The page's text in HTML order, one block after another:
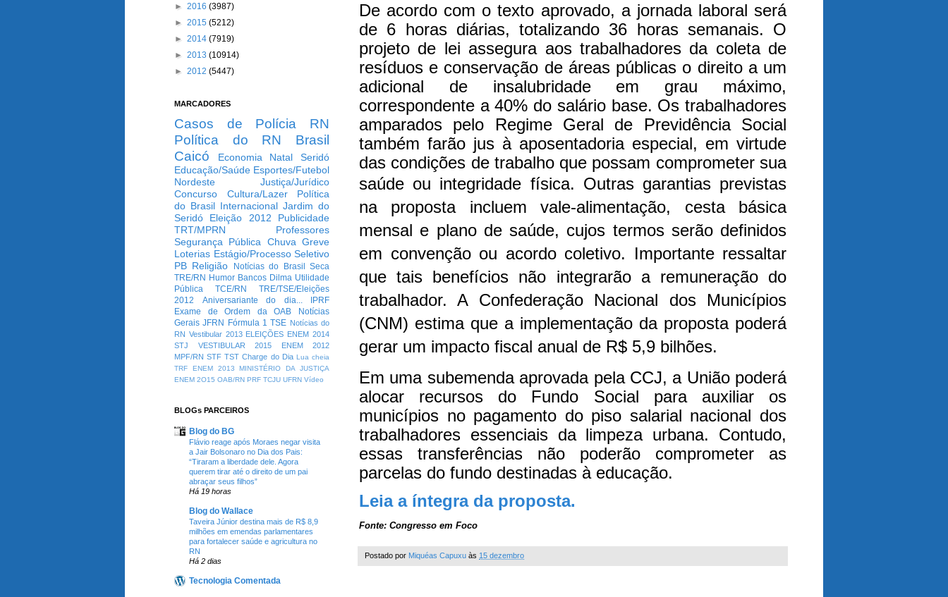
De acordo com o texto aprovado, a jornada laboral será
de 6 horas diárias, totalizando 36 horas semanais. O
projeto de lei assegura aos trabalhadores da coleta de
resíduos e conservação de áreas públicas o direito a um
adicional de insalubridade em grau máximo,
correspondente a 40% do salário base. Os trabalhadores
amparados pelo Regime Geral de Previdência Social
também farão jus à aposentadoria especial, em virtude
das condições de trabalho que possam comprometer sua
saúde ou integridade física. Outras garantias previstas
na proposta incluem vale-alimentação, cesta básica
mensal e plano de saúde, cujos termos serão definidos
em convenção ou acordo coletivo. Importante ressaltar
que tais benefícios não integrarão a remuneração do
trabalhador. A Confederação Nacional dos Municípios
(CNM) estima que a implementação da proposta poderá
gerar um impacto fiscal anual de R$ 5,9 bilhões.
Em uma subemenda aprovada pela CCJ, a União poderá
alocar recursos do Fundo Social para auxiliar os
municípios no pagamento do piso salarial nacional dos
trabalhadores essenciais da limpeza urbana. Contudo,
essas transferências não poderão comprometer as
parcelas do fundo destinadas à educação.
Leia a íntegra da proposta.
Fonte: Congresso em Foco
Postado por Miquéas Capuxu às 15 dezembro
► 2016 (3987)
► 2015 (5212)
► 2014 (7919)
► 2013 (10914)
► 2012 (5447)
MARCADORES
Casos de Polícia
RN
Política do RN
Brasil
Caicó
Economia Natal
Seridó
Educação/Saúde Esportes/Futebol
Nordeste
Justiça/Jurídico
Concurso
Cultura/Lazer
Política
do Brasil Internacional Jardim do
Seridó
Eleição 2012
Publicidade
TRT/MPRN
Professores
Segurança Pública Chuva Greve
Loterias Estágio/Processo Seletivo
PB Religião Notícias do Brasil
Seca
TRE/RN Humor Bancos Dilma Utilidade
Pública
TCE/RN
TRE/TSE/Eleições
2012
Aniversariante do dia...
IPRF
Exame de Ordem da OAB
Notícias
Gerais JFRN Fórmula 1 TSE Notícias do
RN Vestibular 2013 ELEIÇÕES ENEM 2014
STJ
VESTIBULAR 2015
ENEM 2012
MPF/RN STF TST Charge do Dia Lua cheia
TRF
ENEM 2013
MINISTÉRIO DA JUSTIÇA
ENEM 2O15 OAB/RN PRF TCJU UFRN Vídeo
BLOGs PARCEIROS
Blog do BG
Flávio reage após Moraes negar visita
a Jair Bolsonaro no Dia dos Pais:
“Tiraram a liberdade dele. Agora
querem tirar até o direito de um pai
abraçar seus filhos”
Há 19 horas
Blog do Wallace
Taveira Júnior destina mais de R$ 8,9
milhões em emendas parlamentares
para fortalecer saúde e agricultura no
RN
Há 2 dias
Tecnologia Comentada